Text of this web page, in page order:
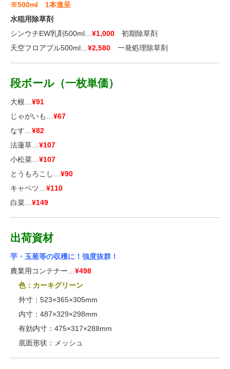
※500ml 1本進呈
水稲用除草剤
シンウチEW乳剤500ml… ¥1,000
初期除草剤
天空フロアブル500ml… ¥2,580 一発処理除草剤
段ボール（一枚単価）
大根… ¥91
じゃがいも… ¥67
なす… ¥82
法蓮草… ¥107
小松菜… ¥107
とうもろこし… ¥90
キャベツ… ¥110
白菜… ¥149
出荷資材
芋・玉葱等の収穫に！強度抜群！
農業用コンテナー… ¥498
色：カーキグリーン
外寸：523×365×305mm
内寸：487×329×298mm
有効内寸：475×317×288mm
底面形状：メッシュ